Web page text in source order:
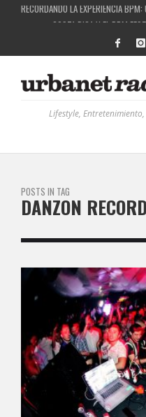
RECORDANDO LA EXPERIENCIA
COSTA RICA Y EL BPM
RUTAS NATURBANAS: EL
LA HISTORIA DETRÁS DE LA
Lifestyle,
POSTS IN TAG
DANZON